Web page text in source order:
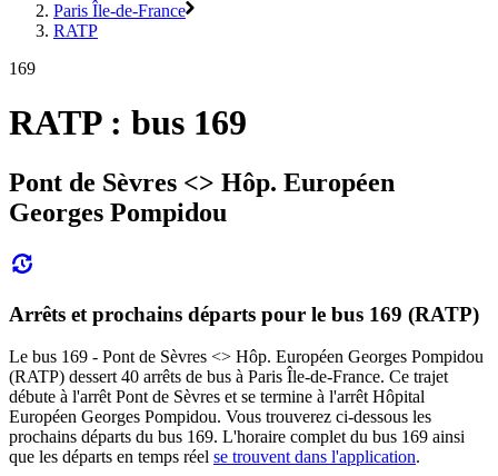
Paris Île-de-France
RATP
169
RATP : bus 169
Pont de Sèvres <> Hôp. Européen
Georges Pompidou
Arrêts et prochains départs pour le bus 169 (RATP)
Le bus 169 - Pont de Sèvres <> Hôp. Européen Georges Pompidou
(RATP) dessert 40 arrêts de bus à Paris Île-de-France. Ce trajet
débute à l'arrêt Pont de Sèvres et se termine à l'arrêt Hôpital
Européen Georges Pompidou. Vous trouverez ci-dessous les
prochains départs du bus 169. L'horaire complet du bus 169 ainsi
que les départs en temps réel se trouvent dans l'application.